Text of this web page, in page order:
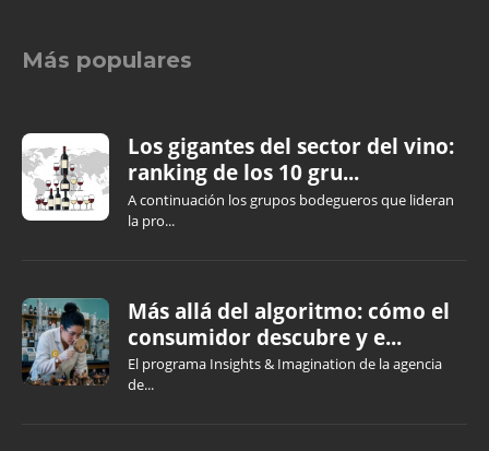
Más populares
Los gigantes del sector del vino:
ranking de los 10 gru...
A continuación los grupos bodegueros que lideran
la pro...
Más allá del algoritmo: cómo el
consumidor descubre y e...
El programa Insights & Imagination de la agencia
de...